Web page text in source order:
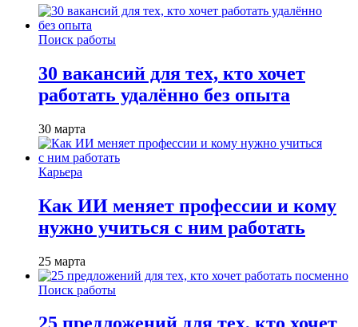
Поиск работы
30 вакансий для тех, кто хочет
работать удалённо без опыта
30 марта
Карьера
Как ИИ меняет профессии и кому
нужно учиться с ним работать
25 марта
Поиск работы